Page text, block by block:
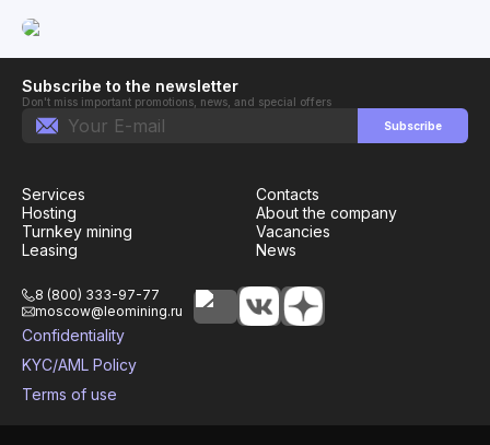
Subscribe to the newsletter
Don't miss important promotions, news, and special offers
Subscribe
8 (800) 333-97-77
moscow@leomining.ru
Services
Hosting
Turnkey mining
Leasing
Contacts
About the company
Vacancies
News
Confidentiality
KYC/AML Policy
Terms of use